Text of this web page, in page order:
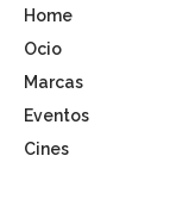
Home
Ocio
Marcas
Eventos
Cines